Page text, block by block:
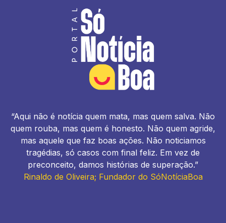
“Aqui não é notícia quem mata, mas quem salva. Não
quem rouba, mas quem é honesto. Não quem agride,
mas aquele que faz boas ações. Não noticiamos
tragédias, só casos com final feliz. Em vez de
preconceito, damos histórias de superação.”
Rinaldo de Oliveira; Fundador do SóNotíciaBoa